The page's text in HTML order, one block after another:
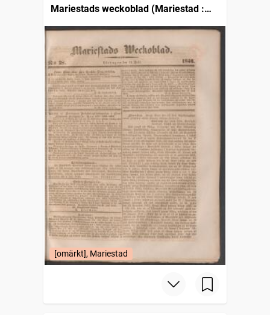
Mariestads weckoblad (Mariestad :
[omärkt], Mariestad